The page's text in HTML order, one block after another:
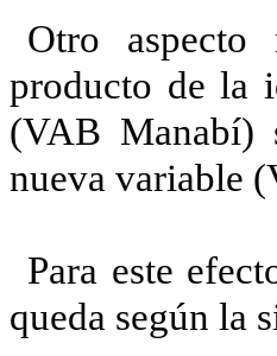
Otro aspecto
producto de la
(VAB Manabí)
nueva variable
Para este
queda según la